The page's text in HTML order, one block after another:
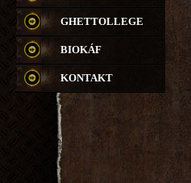
GHETTOLLEGE
BIOKÁF
KONTAKT